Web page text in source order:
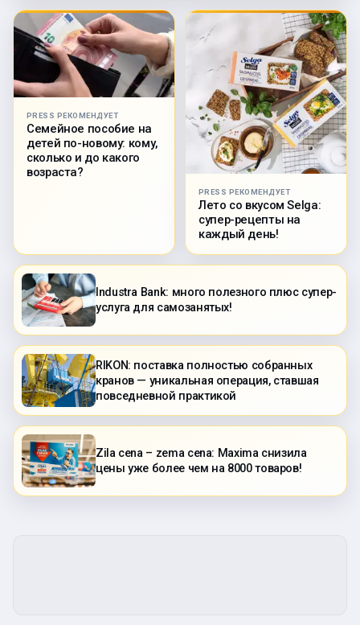
PRESS РЕКОМЕНДУЕТ
Семейное пособие на
детей по-новому: кому,
сколько и до какого
возраста?
PRESS РЕКОМЕНДУЕТ
Лето со вкусом Selga:
супер-рецепты на
каждый день!
Industra Bank: много полезного плюс супер-
услуга для самозанятых!
RIKON: поставка полностью собранных
кранов — уникальная операция, ставшая
повседневной практикой
Zila cena – zema cena: Maxima снизила
цены уже более чем на 8000 товаров!